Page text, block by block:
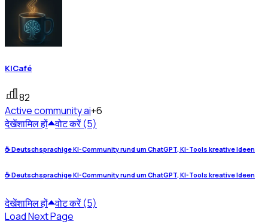
KICafé
82
Active communityai+6
देखेंशामिल हों वोट करें (5)
☕ Deutschsprachige KI-Community rund um ChatGPT, KI-Tools kreative Ideen
☕ Deutschsprachige KI-Community rund um ChatGPT, KI-Tools kreative Ideen
देखेंशामिल हों वोट करें (5)
Load Next Page